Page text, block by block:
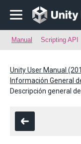
Manual Scripting API
Unity User Manual
Información General
Descripción general